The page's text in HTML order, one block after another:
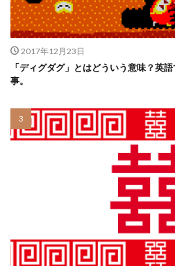
2017年12月23日
「ディグダグ」とはどういう意味？英
事。